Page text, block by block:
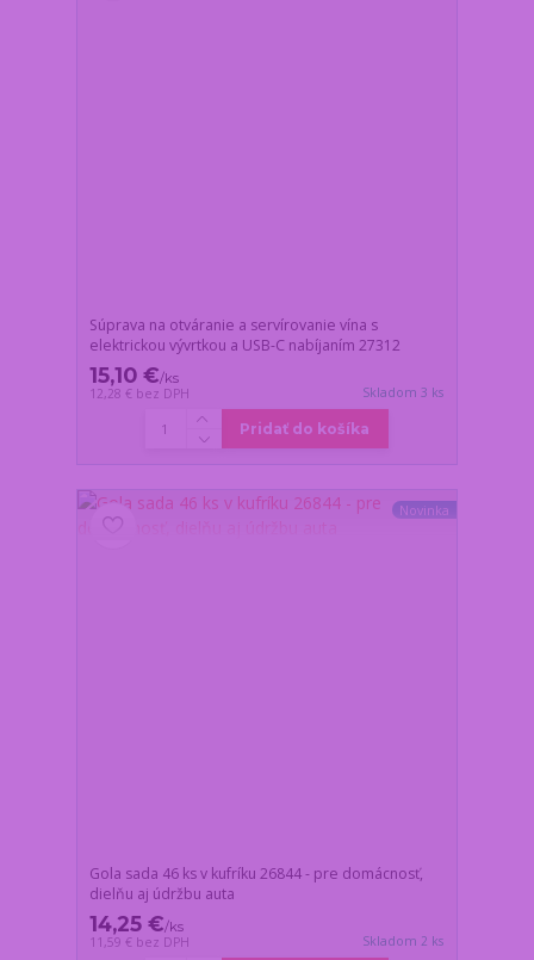
Súprava na otváranie a servírovanie vína s
elektrickou vývrtkou a USB-C nabíjaním 27312
15,10 €/ks
12,28 € bez DPH Skladom 3 ks
Pridať do košíka
Novinka
Gola sada 46 ks v kufríku 26844 - pre domácnosť,
dielňu aj údržbu auta
14,25 €/ks
11,59 € bez DPH Skladom 2 ks